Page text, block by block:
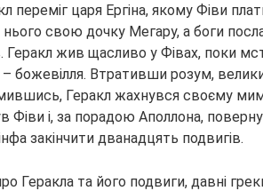
переміг царя Ергіна, якому Фіви
нього свою дочку Мегару, а боги
Геракл жив щасливо у Фівах, поки
божевілля. Втративши розум,
Геракл жахнувся своєму
Фіви і, за порадою Аполлона,
закінчити дванадцять подвигів.
Геракла та його подвиги, давні